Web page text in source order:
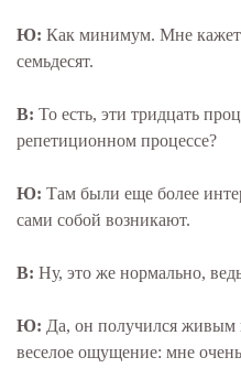
Ю: Как минимум. Мне
семьдесят.
В: То есть, эти тридцать
репетиционном процессе?
Ю: Там были еще более
сами собой возникают.
В: Ну, это же нормально,
Ю: Да, он получился живым
веселое ощущение: мне